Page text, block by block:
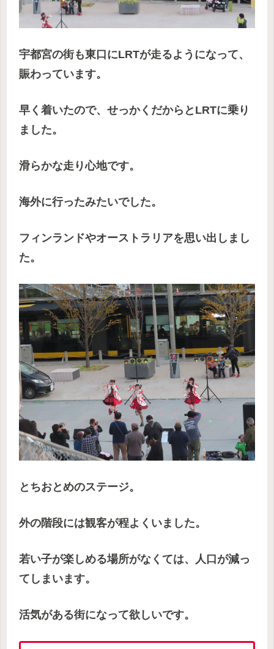
宇都宮の街も東口にLRTが走るようになって、
賑わっています。
早く着いたので、せっかくだからとLRTに乗り
ました。
滑らかな走り心地です。
海外に行ったみたいでした。
フィンランドやオーストラリアを思い出しまし
た。
とちおとめのステージ。
外の階段には観客が程よくいました。
若い子が楽しめる場所がなくては、人口が減っ
てしまいます。
活気がある街になって欲しいです。